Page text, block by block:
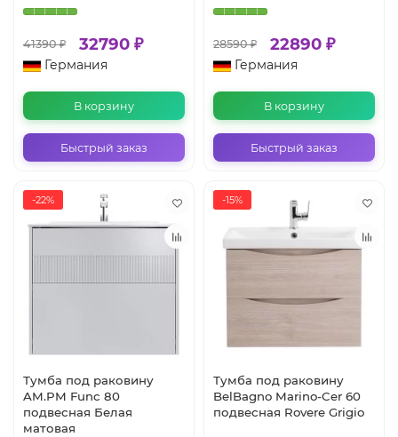
41390 ₽ 32790 ₽
Германия
В корзину
Быстрый заказ
28590 ₽ 22890 ₽
Германия
В корзину
Быстрый заказ
-22%
Тумба под раковину
AM.PM Func 80
подвесная Белая
матовая
-15%
Тумба под раковину
BelBagno Marino-Cer 60
подвесная Rovere Grigio